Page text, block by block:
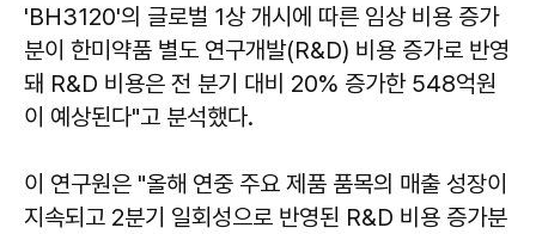
'BH3120'의 글로벌 1상 개시에 따른 임상 비용 증가
분이 한미약품 별도 연구개발(R&D) 비용 증가로 반영
돼 R&D 비용은 전 분기 대비 20% 증가한 548억원
이 예상된다"고 분석했다.
이 연구원은 "올해 연중 주요 제품 품목의 매출 성장이
지속되고 2분기 일회성으로 반영된 R&D 비용 증가분